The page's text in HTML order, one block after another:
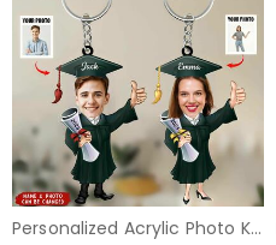
Personalized Acrylic Photo Keychain Graduation Gift for Friends